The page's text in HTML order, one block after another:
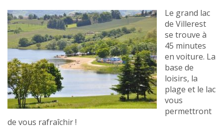
Le grand lac
de Villerest
se trouve à
45 minutes
en voiture. La
base de
loisirs, la
plage et le lac
vous
permettront
de vous rafraîchir !